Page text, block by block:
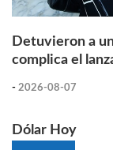
Detuvieron a
complica el
- 2026-08-07
Dólar Hoy